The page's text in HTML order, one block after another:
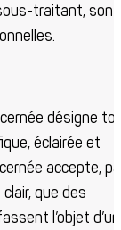
traitant, sont
désigne
éclairée et
accepte,
que des
l’objet d’un